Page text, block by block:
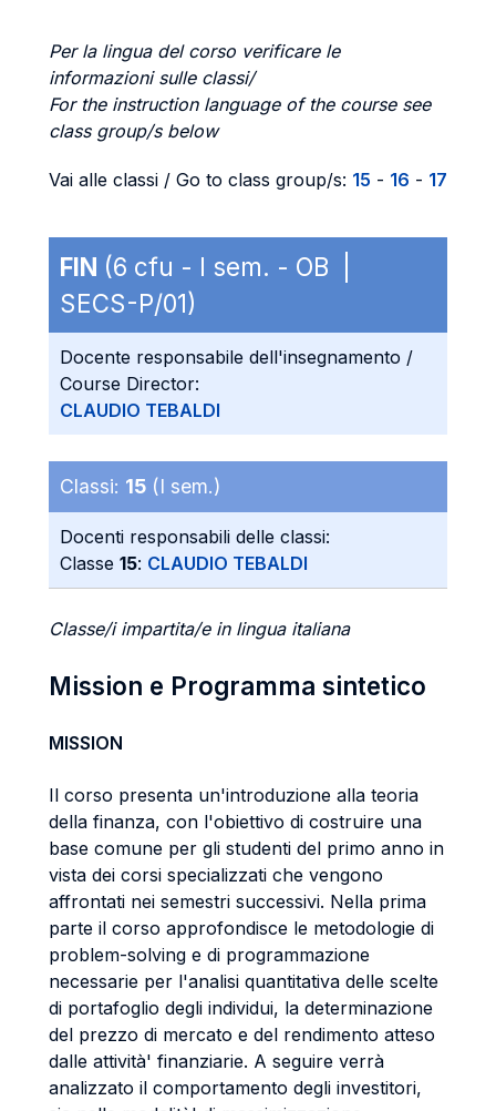
Per la lingua del corso verificare le
informazioni sulle classi/
For the instruction language of the course see
class group/s below
Vai alle classi / Go to class group/s: 15 - 16 - 17
FIN (6 cfu - I sem. - OB |
SECS-P/01)
Docente responsabile dell'insegnamento /
Course Director:
CLAUDIO TEBALDI
Classi: 15 (I sem.)
Docenti responsabili delle classi:
Classe 15: CLAUDIO TEBALDI
Classe/i impartita/e in lingua italiana
Mission e Programma sintetico
MISSION
Il corso presenta un'introduzione alla teoria
della finanza, con l'obiettivo di costruire una
base comune per gli studenti del primo anno in
vista dei corsi specializzati che vengono
affrontati nei semestri successivi. Nella prima
parte il corso approfondisce le metodologie di
problem-solving e di programmazione
necessarie per l'analisi quantitativa delle scelte
di portafoglio degli individui, la determinazione
del prezzo di mercato e del rendimento atteso
dalle attività' finanziarie. A seguire verrà
analizzato il comportamento degli investitori,